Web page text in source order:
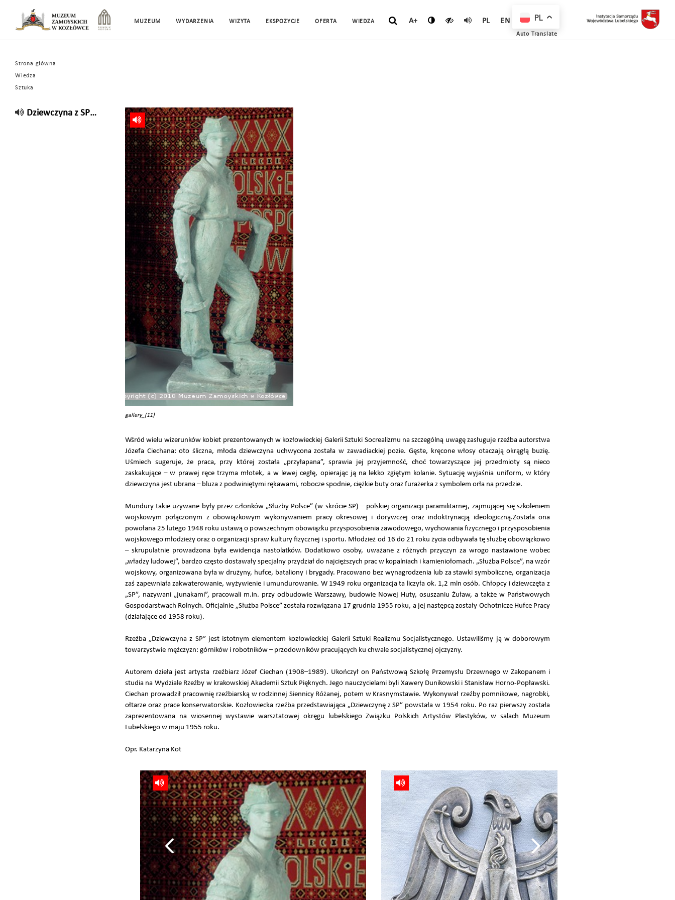
MUZEUM WYDARZENIA WIZYTA EKSPOZYCJE OFERTA WIEDZA A+ PL EN
Strona główna
Wiedza
Sztuka
Dziewczyna z SP…
gallery_(11)
Wśród wielu wizerunków kobiet prezentowanych w kozłowieckiej Galerii Sztuki Socrealizmu na szczególną uwagę zasługuje rzeźba autorstwa
Józefa Ciechana: oto śliczna, młoda dziewczyna uchwycona została w zawadiackiej pozie. Gęste, kręcone włosy otaczają okrągłą buzię.
Uśmiech sugeruje, że praca, przy której została „przyłapana”, sprawia jej przyjemność, choć towarzyszące jej przedmioty są nieco
zaskakujące – w prawej ręce trzyma młotek, a w lewej cegłę, opierając ją na lekko zgiętym kolanie. Sytuację wyjaśnia uniform, w który
dziewczyna jest ubrana – bluza z podwiniętymi rękawami, robocze spodnie, ciężkie buty oraz furażerka z symbolem orła na przedzie.
Mundury takie używane były przez członków „Służby Polsce” (w skrócie SP) – polskiej organizacji paramilitarnej, zajmującej się szkoleniem
wojskowym połączonym z obowiązkowym wykonywaniem pracy okresowej i dorywczej oraz indoktrynacją ideologiczną.Została ona
powołana 25 lutego 1948 roku ustawą o powszechnym obowiązku przysposobienia zawodowego, wychowania fizycznego i przysposobienia
wojskowego młodzieży oraz o organizacji spraw kultury fizycznej i sportu. Młodzież od 16 do 21 roku życia odbywała tę służbę obowiązkowo
– skrupulatnie prowadzona była ewidencja nastolatków. Dodatkowo osoby, uważane z różnych przyczyn za wrogo nastawione wobec
„władzy ludowej”, bardzo często dostawały specjalny przydział do najcięższych prac w kopalniach i kamieniołomach. „Służba Polsce”, na wzór
wojskowy, organizowana była w drużyny, hufce, bataliony i brygady. Pracowano bez wynagrodzenia lub za stawki symboliczne, organizacja
zaś zapewniała zakwaterowanie, wyżywienie i umundurowanie. W 1949 roku organizacja ta liczyła ok. 1,2 mln osób. Chłopcy i dziewczęta z
„SP”, nazywani „junakami”, pracowali m.in. przy odbudowie Warszawy, budowie Nowej Huty, osuszaniu Żuław, a także w Państwowych
Gospodarstwach Rolnych. Oficjalnie „Służba Polsce” została rozwiązana 17 grudnia 1955 roku, a jej następcą zostały Ochotnicze Hufce Pracy
(działające od 1958 roku).
Rzeźba „Dziewczyna z SP” jest istotnym elementem kozłowieckiej Galerii Sztuki Realizmu Socjalistycznego. Ustawiliśmy ją w doborowym
towarzystwie mężczyzn: górników i robotników – przodowników pracujących ku chwale socjalistycznej ojczyzny.
Autorem dzieła jest artysta rzeźbiarz Józef Ciechan (1908–1989). Ukończył on Państwową Szkołę Przemysłu Drzewnego w Zakopanem i
studia na Wydziale Rzeźby w krakowskiej Akademii Sztuk Pięknych. Jego nauczycielami byli Xawery Dunikowski i Stanisław Horno-Popławski.
Ciechan prowadził pracownię rzeźbiarską w rodzinnej Siennicy Różanej, potem w Krasnymstawie. Wykonywał rzeźby pomnikowe, nagrobki,
ołtarze oraz prace konserwatorskie. Kozłowiecka rzeźba przedstawiająca „Dziewczynę z SP” powstała w 1954 roku. Po raz pierwszy została
zaprezentowana na wiosennej wystawie warsztatowej okręgu lubelskiego Związku Polskich Artystów Plastyków, w salach Muzeum
Lubelskiego w maju 1955 roku.
Opr. Katarzyna Kot
PL
Auto Translate